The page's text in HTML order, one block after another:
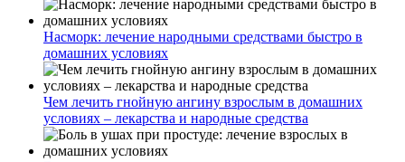
Насморк: лечение народными средствами быстро в
домашних условиях
Чем лечить гнойную ангину взрослым в домашних
условиях – лекарства и народные средства